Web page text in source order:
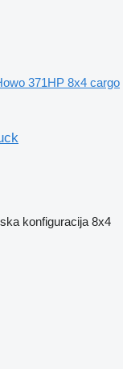
371HP 8x4 cargo
konfiguracija 8x4